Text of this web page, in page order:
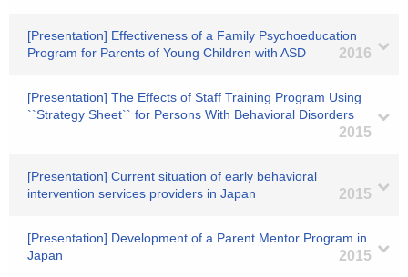
[Presentation] Effectiveness of a Family Psychoeducation
Program for Parents of Young Children with ASD
2016
[Presentation] The Effects of Staff Training Program Using
``Strategy Sheet`` for Persons With Behavioral Disorders
2015
[Presentation] Current situation of early behavioral
intervention services providers in Japan
2015
[Presentation] Development of a Parent Mentor Program in
Japan
2015